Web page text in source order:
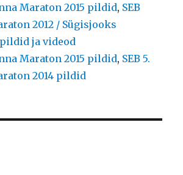
Maraton 2015 pildid, SEB
2012 / Sügisjooks
ja videod
Maraton 2015 pildid, SEB 5.
2014 pildid